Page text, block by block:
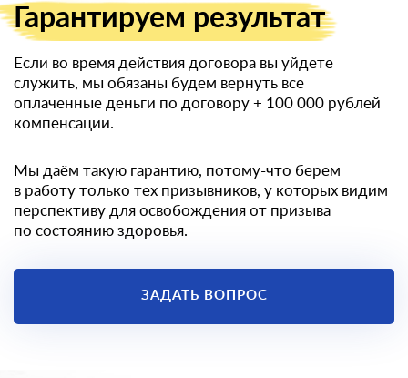
Гарантируем результат
Если во время действия договора вы уйдете
служить, мы обязаны будем вернуть все
оплаченные деньги по договору + 100 000 рублей
компенсации.
Мы даём такую гарантию, потому-что берем
в работу только тех призывников, у которых видим
перспективу для освобождения от призыва
по состоянию здоровья.
ЗАДАТЬ ВОПРОС